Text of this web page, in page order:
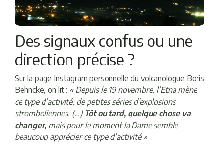
Des signaux confus ou une
direction précise ?
Sur la page Instagram personnelle du volcanologue Boris
Behncke, on lit : « Depuis le 19 novembre, l’Etna mène
ce type d’activité, de petites séries d’explosions
stromboliennes. (…) Tôt ou tard, quelque chose va
changer, mais pour le moment la Dame semble
beaucoup apprécier ce type d’activité »